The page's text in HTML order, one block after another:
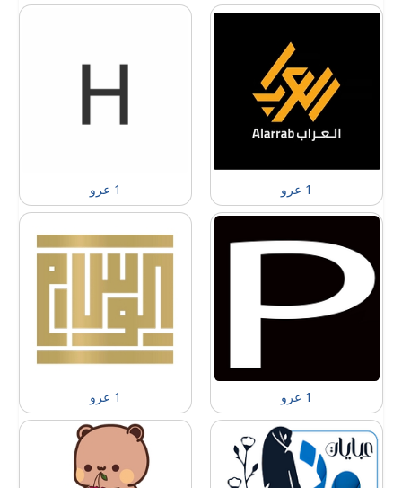
1 عرو 1 عرو
1 عرو 1 عرو